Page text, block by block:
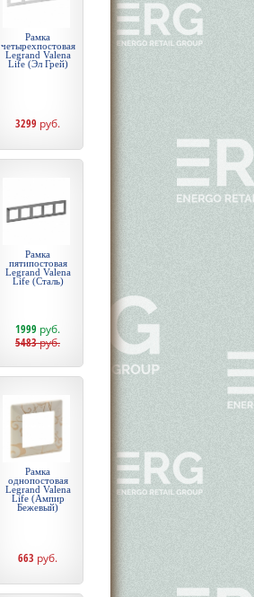
Рамка
четырехпостовая
Legrand Valena
Life (Эл Грей)
3299 руб.
Рамка
пятипостовая
Legrand Valena
Life (Сталь)
1999 руб.
5483руб.
Рамка
однопостовая
Legrand Valena
Life (Ампир
Бежевый)
663 руб.